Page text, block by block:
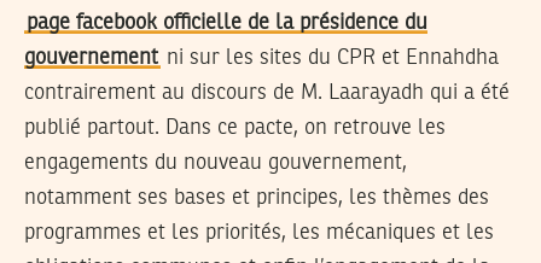
page facebook officielle de la présidence du
gouvernement ni sur les sites du CPR et Ennahdha
contrairement au discours de M. Laarayadh qui a été
publié partout. Dans ce pacte, on retrouve les
engagements du nouveau gouvernement,
notamment ses bases et principes, les thèmes des
programmes et les priorités, les mécaniques et les